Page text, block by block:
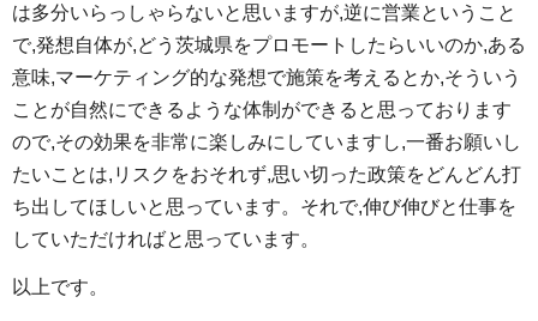
は多分いらっしゃらないと思いますが,逆に営業ということ
で,発想自体が,どう茨城県をプロモートしたらいいのか,ある
意味,マーケティング的な発想で施策を考えるとか,そういう
ことが自然にできるような体制ができると思っております
ので,その効果を非常に楽しみにしていますし,一番お願いし
たいことは,リスクをおそれず,思い切った政策をどんどん打
ち出してほしいと思っています。それで,伸び伸びと仕事を
していただければと思っています。
以上です。